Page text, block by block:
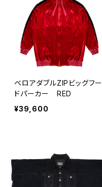
ベロアダブルZIPビッグフー
ドパーカー RED
¥39,600